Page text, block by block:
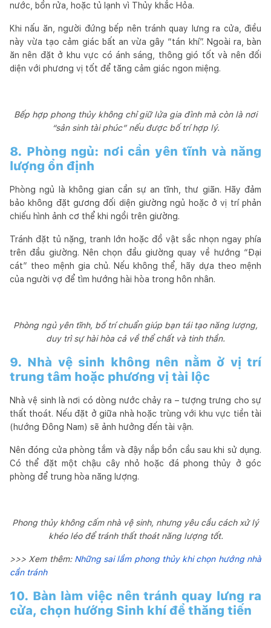
nước, bồn rửa, hoặc tủ lạnh vì Thủy khắc Hỏa.
Khi nấu ăn, người đứng bếp nên tránh quay lưng ra cửa, điều
này vừa tạo cảm giác bất an vừa gây “tán khí”. Ngoài ra, bàn
ăn nên đặt ở khu vực có ánh sáng, thông gió tốt và nên đối
diện với phương vị tốt để tăng cảm giác ngon miệng.
Bếp hợp phong thủy không chỉ giữ lửa gia đình mà còn là nơi
“sản sinh tài phúc” nếu được bố trí hợp lý.
8. Phòng ngủ: nơi cần yên tĩnh và năng
lượng ổn định
Phòng ngủ là không gian cần sự an tĩnh, thư giãn. Hãy đảm
bảo không đặt gương đối diện giường ngủ hoặc ở vị trí phản
chiếu hình ảnh cơ thể khi ngồi trên giường.
Tránh đặt tủ nặng, tranh lớn hoặc đồ vật sắc nhọn ngay phía
trên đầu giường. Nên chọn đầu giường quay về hướng “Đại
cát” theo mệnh gia chủ. Nếu không thể, hãy dựa theo mệnh
của người vợ để tìm hướng hài hòa trong hôn nhân.
Phòng ngủ yên tĩnh, bố trí chuẩn giúp bạn tái tạo năng lượng,
duy trì sự hài hòa cả về thể chất và tinh thần.
9. Nhà vệ sinh không nên nằm ở vị trí
trung tâm hoặc phương vị tài lộc
Nhà vệ sinh là nơi có dòng nước chảy ra – tượng trưng cho sự
thất thoát. Nếu đặt ở giữa nhà hoặc trùng với khu vực tiền tài
(hướng Đông Nam) sẽ ảnh hưởng đến tài vận.
Nên đóng cửa phòng tắm và đậy nắp bồn cầu sau khi sử dụng.
Có thể đặt một chậu cây nhỏ hoặc đá phong thủy ở góc
phòng để trung hòa năng lượng.
Phong thủy không cấm nhà vệ sinh, nhưng yêu cầu cách xử lý
khéo léo để tránh thất thoát năng lượng tốt.
>>> Xem thêm: Những sai lầm phong thủy khi chọn hướng nhà
cần tránh
10. Bàn làm việc nên tránh quay lưng ra
cửa, chọn hướng Sinh khí để thăng tiến